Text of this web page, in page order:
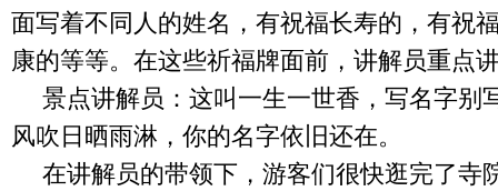
面写着不同人的姓名，有祝福长寿的，有祝
康的等等。在这些祈福牌面前，讲解员重点
景点讲解员：这叫一生一世香，写名字别
风吹日晒雨淋，你的名字依旧还在。
在讲解员的带领下，游客们很快逛完了寺